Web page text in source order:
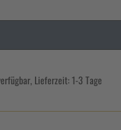
Lieferzeit: 1-3 Tage